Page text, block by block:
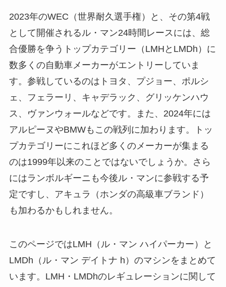
2023年のWEC（世界耐久選手権）と、その第4戦
として開催されるル・マン24時間レースには、総
合優勝を争うトップカテゴリー（LMHとLMDh）に
数多くの自動車メーカーがエントリーしていま
す。参戦しているのはトヨタ、プジョー、ポルシ
ェ、フェラーリ、キャデラック、グリッケンハウ
ス、ヴァンウォールなどです。また、2024年には
アルピーヌやBMWもこの戦列に加わります。トッ
プカテゴリーにこれほど多くのメーカーが集まる
のは1999年以来のことではないでしょうか。さら
にはランボルギーニも今後ル・マンに参戦する予
定ですし、アキュラ（ホンダの高級車ブランド）
も加わるかもしれません。
このページではLMH（ル・マン ハイパーカー）と
LMDh（ル・マン デイトナ h）のマシンをまとめて
います。LMH・LMDhのレギュレーションに関して